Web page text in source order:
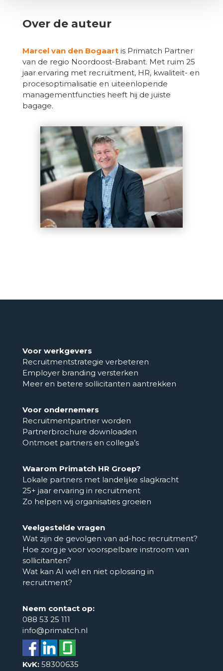
Over de auteur
Marcel van den Bogaart is Primatch Partner
van de regio Noordoost-Brabant. Met ruim 25
jaar ervaring met recruitment, HR, kwaliteit- en
procesoptimalisatie en uiteenlopende
managementfuncties heeft hij de juiste
bagage.
Voor werkgevers
Recruitmentstrategie verbeteren
Employer branding versterken
Meer en betere sollicitanten aantrekken
Voor ondernemers
Recruitmentpartner worden
Partnerbrochure downloaden
Ontmoet partners en collega’s
Waarom Primatch HR Groep?
Lokale partners met landelijke slagkracht
25+ jaar ervaring in recruitment
Zo helpen wij organisaties groeien
Veelgestelde vragen
Wat zijn de gevolgen van ad-hoc recruitment?
Hoe zorg je voor voorspelbare instroom van
sollicitanten?
Wat kan AI wél en niet oplossing in
recruitment?
Neem contact op:
088 53 25 111
info@primatch.nl
KvK:58300635